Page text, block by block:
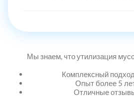
Мы знаем, что утилизация
Комплексный
Опыт более 5
Отличные
Волоколамский
Воскресенский